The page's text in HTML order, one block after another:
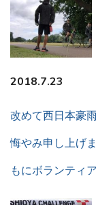
2018.7.23
改めて西日本豪
悔やみ申し上げ
もにボランティ